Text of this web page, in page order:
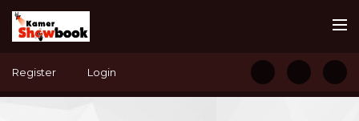
Register Login